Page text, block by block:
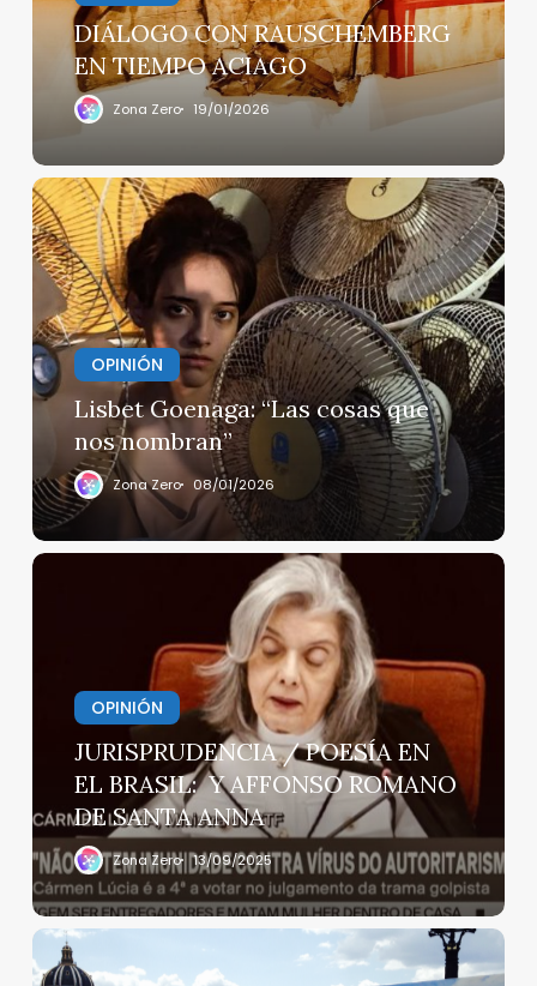
DIÁLOGO CON RAUSCHEMBERG
EN TIEMPO ACIAGO
Zona Zero 19/01/2026
Lisbet
Goenaga:
“Las
cosas
nos
nombran”OPINIÓN
Lisbet Goenaga: “Las cosas que
nos nombran”
Zona Zero 08/01/2026
JURISPRUDENCIA
AFFONSO
ROMANO
DE
SANTA
ANNA
OPINIÓN
JURISPRUDENCIA / POESÍA EN
EL BRASIL: Y AFFONSO ROMANO
DE SANTA ANNA
Zona Zero 13/09/2025
DE
LUGARES